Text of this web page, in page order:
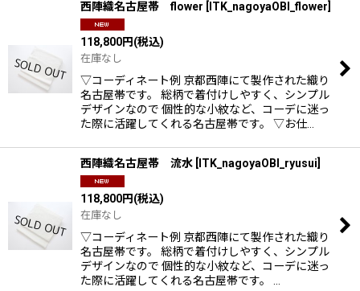
西陣織名古屋帯 flower ITK_nagoyaOBI_flower
118,800円(税込)
在庫なし
▽コーディネート例 京都西陣にて製作された織り
名古屋帯です。 総柄で着付けしやすく、シンプル
デザインなので 個性的な小紋など、コーデに迷っ
た際に活躍してくれる名古屋帯です。 ▽お仕…
西陣織名古屋帯 流水 ITK_nagoyaOBI_ryusui
118,800円(税込)
在庫なし
▽コーディネート例 京都西陣にて製作された織り
名古屋帯です。 総柄で着付けしやすく、シンプル
デザインなので 個性的な小紋など、コーデに迷っ
た際に活躍してくれる名古屋帯です。 …